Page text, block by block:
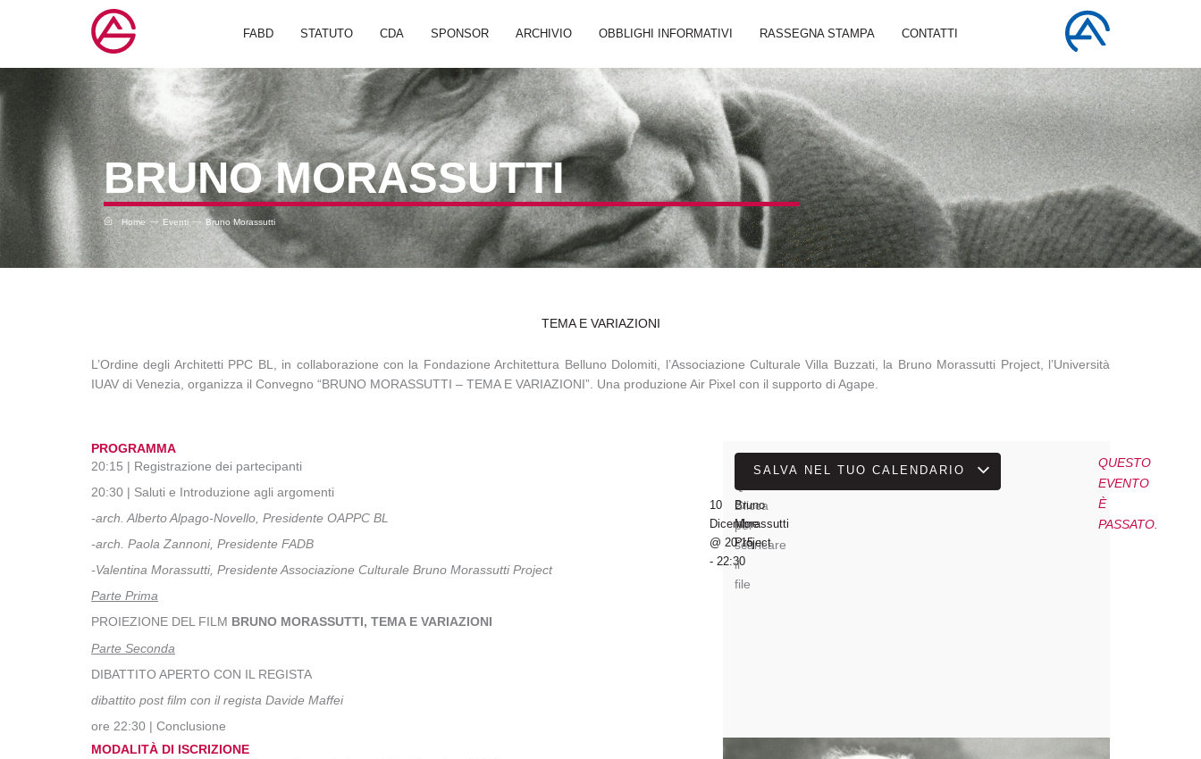
FABD STATUTO CDA SPONSOR ARCHIVIO OBBLIGHI INFORMATIVI RASSEGNA STAMPA CONTATTI
BRUNO MORASSUTTI
Home Eventi Bruno Morassutti
TEMA E VARIAZIONI
L’Ordine degli Architetti PPC BL, in collaborazione con la Fondazione Architettura Belluno Dolomiti, l’Associazione Culturale Villa Buzzati, la Bruno Morassutti Project, l’Università
IUAV di Venezia, organizza il Convegno “BRUNO MORASSUTTI – TEMA E VARIAZIONI”. Una produzione Air Pixel con il supporto di Agape.
PROGRAMMA
20:15 | Registrazione dei partecipanti
20:30 | Saluti e Introduzione agli argomenti
-arch. Alberto Alpago-Novello, Presidente OAPPC BL
-arch. Paola Zannoni, Presidente FADB
-Valentina Morassutti, Presidente Associazione Culturale Bruno Morassutti Project
Parte Prima
PROIEZIONE DEL FILM BRUNO MORASSUTTI, TEMA E VARIAZIONI
Parte Seconda
DIBATTITO APERTO CON IL REGISTA
dibattito post film con il regista Davide Maffei
ore 22:30 | Conclusione
MODALITÀ DI ISCRIZIONE
CFP
2
QUANDO?
10
Dicembre
@ 20:15
- 22:30
LOCANDINA
Clicca
per
scaricare
il
file
ORGANIZZATORE
Bruno
Morassutti
Project
SALVA NEL TUO CALENDARIO
QUESTO
EVENTO
È
PASSATO.